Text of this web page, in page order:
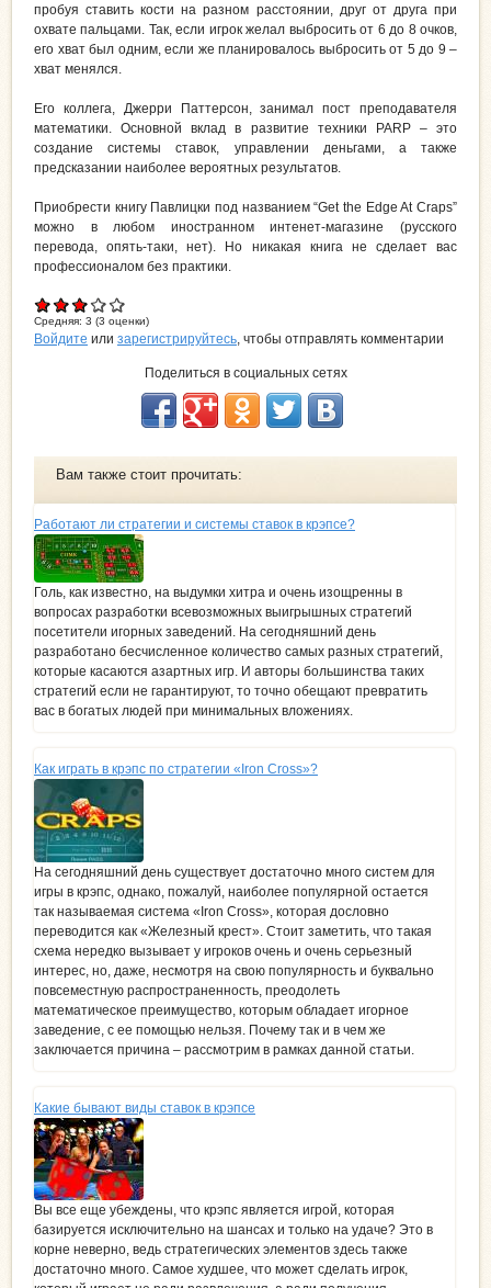
пробуя ставить кости на разном расстоянии, друг от друга при
охвате пальцами. Так, если игрок желал выбросить от 6 до 8 очков,
его хват был одним, если же планировалось выбросить от 5 до 9 –
хват менялся.
Его коллега, Джерри Паттерсон, занимал пост преподавателя
математики. Основной вклад в развитие техники PARP – это
создание системы ставок, управлении деньгами, а также
предсказании наиболее вероятных результатов.
Приобрести книгу Павлицки под названием “Get the Edge At Craps”
можно в любом иностранном интенет-магазине (русского
перевода, опять-таки, нет). Но никакая книга не сделает вас
профессионалом без практики.
Средняя: 3 (3 оценки)
Войдите или зарегистрируйтесь , чтобы отправлять комментарии
Поделиться в социальных сетях
Вам также стоит прочитать:
Работают ли стратегии и системы ставок в крэпсе?
Голь, как известно, на выдумки хитра и очень изощренны в
вопросах разработки всевозможных выигрышных стратегий
посетители игорных заведений. На сегодняшний день
разработано бесчисленное количество самых разных стратегий,
которые касаются азартных игр. И авторы большинства таких
стратегий если не гарантируют, то точно обещают превратить
вас в богатых людей при минимальных вложениях.
Как играть в крэпс по стратегии «Iron Cross»?
На сегодняшний день существует достаточно много систем для
игры в крэпс, однако, пожалуй, наиболее популярной остается
так называемая система «Iron Cross», которая дословно
переводится как «Железный крест». Стоит заметить, что такая
схема нередко вызывает у игроков очень и очень серьезный
интерес, но, даже, несмотря на свою популярность и буквально
повсеместную распространенность, преодолеть
математическое преимущество, которым обладает игорное
заведение, с ее помощью нельзя. Почему так и в чем же
заключается причина – рассмотрим в рамках данной статьи.
Какие бывают виды ставок в крэпсе
Вы все еще убеждены, что крэпс является игрой, которая
базируется исключительно на шансах и только на удаче? Это в
корне неверно, ведь стратегических элементов здесь также
достаточно много. Самое худшее, что может сделать игрок,